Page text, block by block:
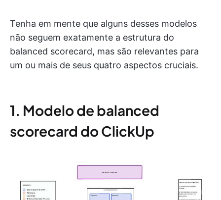
Tenha em mente que alguns desses modelos
não seguem exatamente a estrutura do
balanced scorecard, mas são relevantes para
um ou mais de seus quatro aspectos cruciais.
1. Modelo de balanced
scorecard do ClickUp